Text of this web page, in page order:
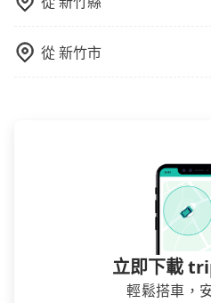
從新竹市
立即下載
輕鬆搭車，